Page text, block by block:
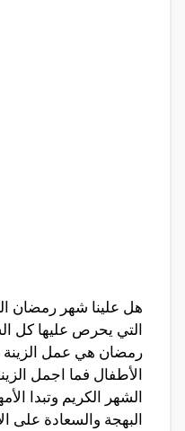
هل علينا شهر رمضان
التي يحرص عليها كل
رمضان هي عمل الزينة
الأطفال فما اجمل
الشهر الكريم وتبدا
البهجة والسعادة على